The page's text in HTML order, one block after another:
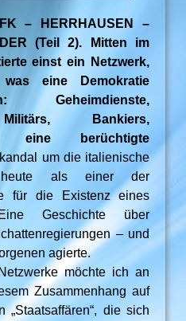
– HERRHAUSEN –
(Teil 2). Mitten im
einst ein Netzwerk,
eine Demokratie
Geheimdienste,
Bankiers,
eine berüchtigte
um die italienische
als einer der
für die Existenz eines
Geschichte über
– und
agierte.
möchte ich an
Zusammenhang auf
„Staatsaffären“, die sich